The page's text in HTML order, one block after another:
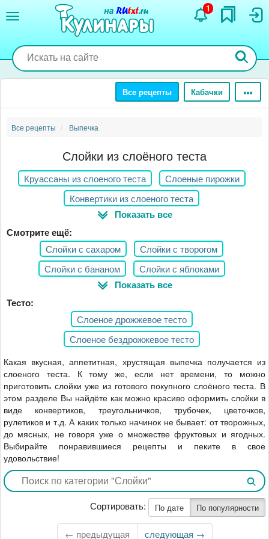
содержанию
1
Все рецепты Кабачки
Все рецепты Выпечка
Слойки из слоёного теста
Круассаны из слоеного теста
Слоеные пирожки
Конвертики из слоеного теста
Пироги из слоеного теста
Трубочки из слоеного теста
Пицца на слоеном тесте
Сосиски в слоеном тесте
Рулеты из слоеного теста
Тесто домашнее слоеное
Наполеон из слоеного теста
Показать все
Смотрите ещё:
Слойки с сахаром
Слойки с творогом
Слойки с бананом
Слойки с яблоками
Слойки с клубникой
Слойки с сыром
Слойки с вареньем
Слойки с колбасой и сыром
Булочки
Показать все
Тесто:
Слоеное дрожжевое тесто
Слоеное бездрожжевое тесто
Какая вкусная, аппетитная, хрустящая выпечка получается из
слоеного теста. К тому же, если нет времени, то можно
приготовить слойки уже из готового покупного слоёного теста. В
этом разделе Вы найдёте как можно красиво оформить слойки в
виде конвертиков, треугольничков, трубочек, цветочков,
рулетиков и т.д. А каких только начинок не бывает: от творожных,
до мясных, не говоря уже о множестве фруктовых и ягодных.
Выбирайте понравившиеся рецепты и пеките в свое
удовольствие!
Сортировать: По дате По популярности
← предыдущая
Следующая
следующая →